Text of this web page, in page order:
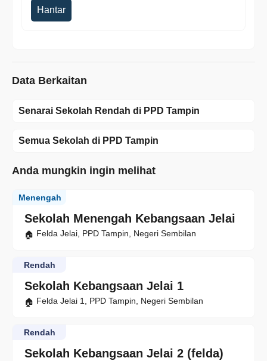
Hantar
Data Berkaitan
Senarai Sekolah Rendah di PPD Tampin
Semua Sekolah di PPD Tampin
Anda mungkin ingin melihat
Sekolah Menengah Kebangsaan Jelai
Menengah
Felda Jelai, PPD Tampin, Negeri Sembilan
Sekolah Kebangsaan Jelai 1
Rendah
Felda Jelai 1, PPD Tampin, Negeri Sembilan
Sekolah Kebangsaan Jelai 2 (felda)
Rendah